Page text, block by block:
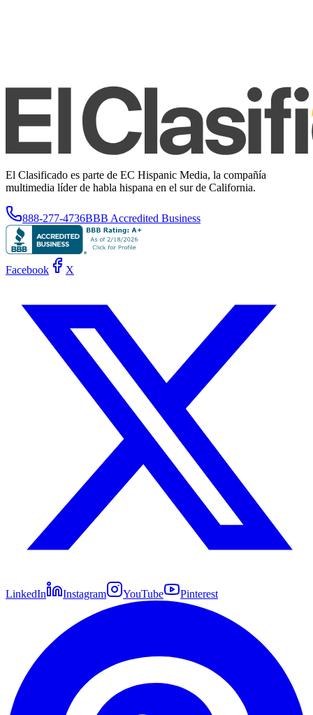
El Clasificado es parte de EC Hispanic Media, la compañía
multimedia líder de habla hispana en el sur de California.
888-277-4736BBB Accredited Business
Facebook X
LinkedIn Instagram YouTube Pinterest